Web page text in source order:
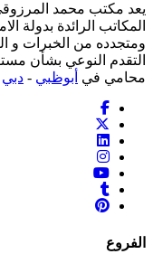
يعد مكتب محمد المرزوقي
المكاتب الرائدة بدولة
ومتجدده من الخبرات و
التقدم النوعي بشأن
محامي في أبوظبي - دبي
الفروع